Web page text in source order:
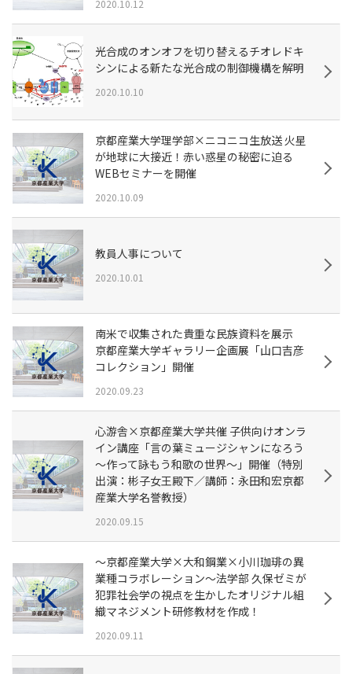
2020.10.12
光合成のオンオフを切り替えるチオレドキ
シンによる新たな光合成の制御機構を解明
2020.10.10
京都産業大学理学部×ニコニコ生放送 火星
が地球に大接近！赤い惑星の秘密に迫る
WEBセミナーを開催
2020.10.09
教員人事について
2020.10.01
南米で収集された貴重な民族資料を展示
京都産業大学ギャラリー企画展「山口吉彦
コレクション」開催
2020.09.23
心游舎×京都産業大学共催 子供向けオンラ
イン講座「言の葉ミュージシャンになろう
～作って詠もう和歌の世界～」開催（特別
出演：彬子女王殿下／講師：永田和宏京都
産業大学名誉教授）
2020.09.15
～京都産業大学×大和鋼業×小川珈琲の異
業種コラボレーション～法学部 久保ゼミが
犯罪社会学の視点を生かしたオリジナル組
織マネジメント研修教材を作成！
2020.09.11